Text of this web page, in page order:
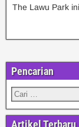
The Lawu Park
Pencarian
Artikel Terbaru